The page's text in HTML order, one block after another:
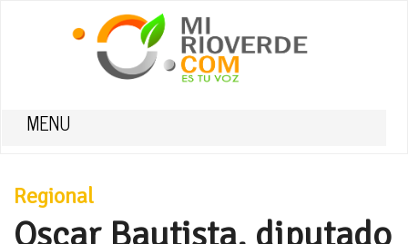
MENU
Regional
Oscar Bautista, diputado